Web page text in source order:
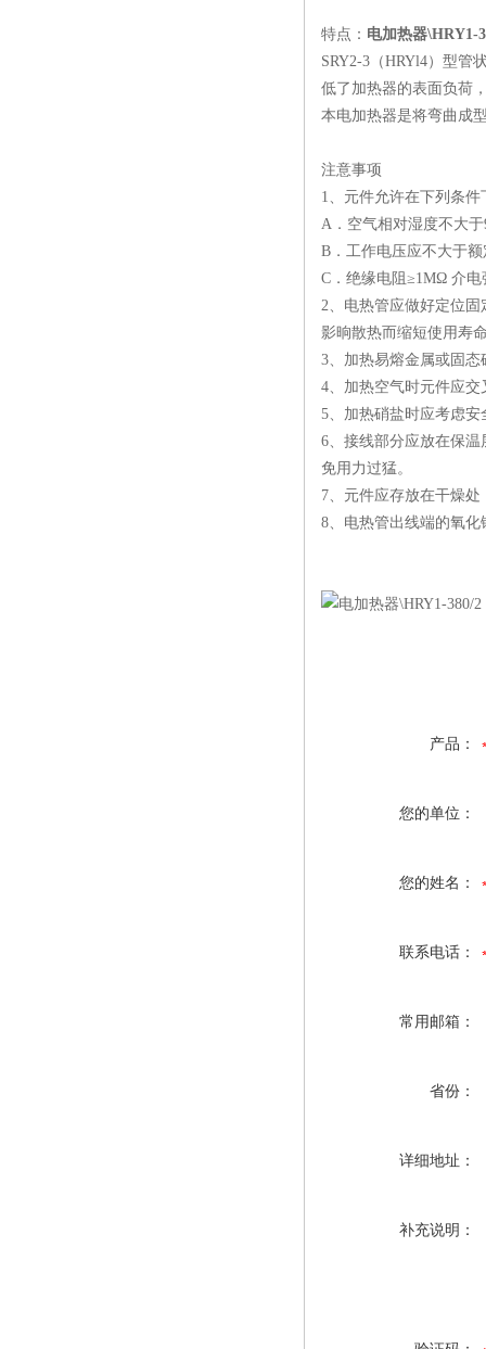
特点： 电加热器\HRY1-
SRY2-3（HRYl4） 型管
低了加热器的表面负荷
本电加热器是将弯曲成
注意事项
1、元件允许在下列条件
A．空气相对湿度不大
B．工作电压应不大于
C．绝缘电阻≥1MΩ 介电
2、电热管应做好定位
影晌散热而缩短使用寿
3、加热易熔金属或固
4、加热空气时元件应
5、加热硝盐时应考虑
6、接线部分应放在保
免用力过猛。
7、元件应存放在干燥
8、电热管出线端的氧
产品：
您的单位：
您的姓名：
联系电话：
常用邮箱：
省份：
详细地址：
补充说明：